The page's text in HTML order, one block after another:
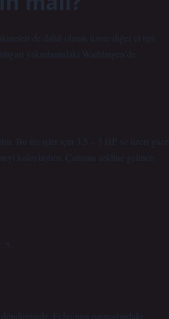
de dahil olmak üzere diğer el tipi
yakınlarındaki Waiblingen’de
Bu tür işler için 3,5 – 5 HP ve üzeri güce
kolaylaştırır. Çalışma şekline gelince,
Echo’nun parmağındaki